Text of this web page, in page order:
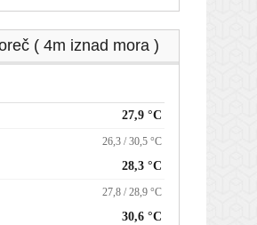
( 4m iznad mora )
27,9 °C
26,3 / 30,5 °C
28,3 °C
27,8 / 28,9 °C
30,6 °C